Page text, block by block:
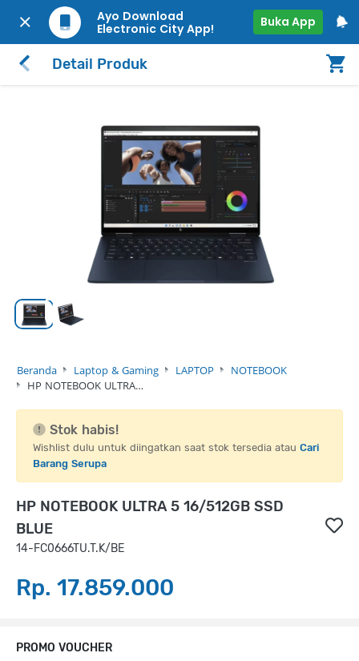
Ayo Download
Electronic City App!
Buka App
Detail Produk
Beranda Laptop & Gaming LAPTOP
NOTEBOOK
HP NOTEBOOK ULTRA…
Stok habis!
Wishlist dulu untuk diingatkan saat stok tersedia atau Cari
Barang Serupa
HP NOTEBOOK ULTRA 5 16/512GB SSD
BLUE
14-FC0666TU.T.K/BE
Rp. 17.859.000
PROMO VOUCHER